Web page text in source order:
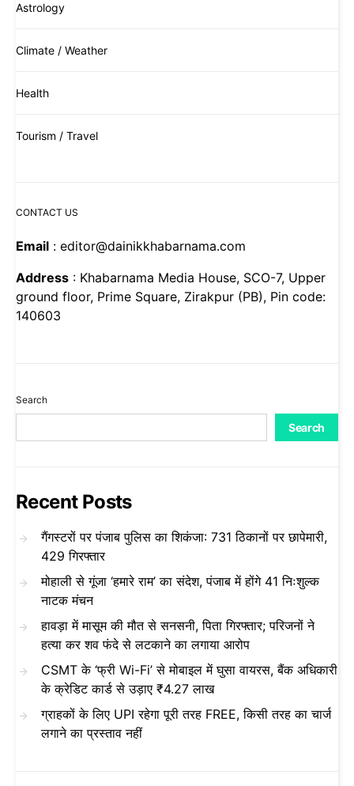
Astrology
Climate / Weather
Health
Tourism / Travel
CONTACT US
Email : editor@dainikkhabarnama.com
Address : Khabarnama Media House, SCO-7, Upper
ground floor, Prime Square, Zirakpur (PB), Pin code:
140603
Search
Search
Recent Posts
गैंगस्टरों पर पंजाब पुलिस का शिकंजा: 731 ठिकानों पर छापेमारी,
429 गिरफ्तार
मोहाली से गूंजा ‘हमारे राम’ का संदेश, पंजाब में होंगे 41 निःशुल्क
नाटक मंचन
हावड़ा में मासूम की मौत से सनसनी, पिता गिरफ्तार; परिजनों ने
हत्या कर शव फंदे से लटकाने का लगाया आरोप
CSMT के ‘फ्री Wi-Fi’ से मोबाइल में घुसा वायरस, बैंक अधिकारी
के क्रेडिट कार्ड से उड़ाए ₹4.27 लाख
ग्राहकों के लिए UPI रहेगा पूरी तरह FREE, किसी तरह का चार्ज
लगाने का प्रस्ताव नहीं